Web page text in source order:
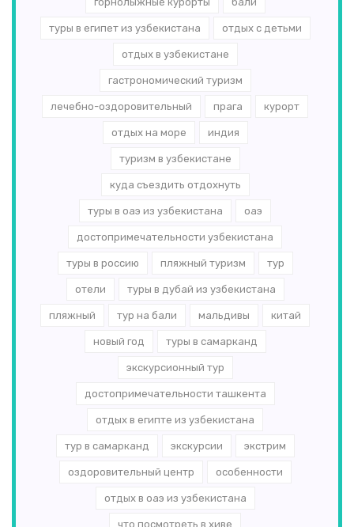
туры в египет из узбекистана отдых с детьми
отдых в узбекистане
гастрономический туризм
лечебно-оздоровительный прага курорт
отдых на море индия
туризм в узбекистане
куда съездить отдохнуть
туры в оаэ из узбекистана оаэ
достопримечательности узбекистана
туры в россию пляжный туризм тур
отели туры в дубай из узбекистана
пляжный тур на бали мальдивы китай
новый год туры в самарканд
экскурсионный тур
достопримечательности ташкента
отдых в египте из узбекистана
тур в самарканд экскурсии экстрим
оздоровительный центр особенности
отдых в оаэ из узбекистана
что посмотреть в хиве